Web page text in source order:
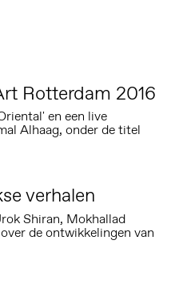
Rotterdam 2016
en een live
Alhaag, onder de titel
verhalen
Shiran, Mokhallad
de ontwikkelingen van